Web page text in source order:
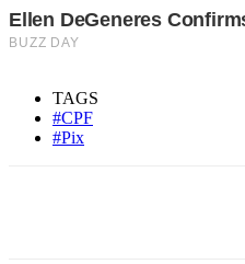
TAGS
#CPF
#Pix